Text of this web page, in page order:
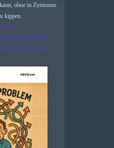
ohne in Zynismus
kippen.
k
#Transformation
#BVSC #BVSCnet